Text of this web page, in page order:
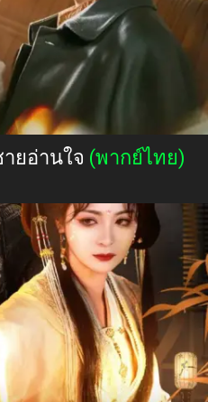
ยอ่านใจ (พากย์ไทย)